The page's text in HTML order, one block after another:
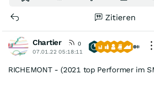
Zitieren
Chartier
0
07.01.22 05:18:11
RICHEMONT - (2021 top Performer im